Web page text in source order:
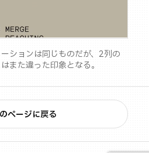
ションは同じものだが、2列の
また違った印象となる。
ページに戻る